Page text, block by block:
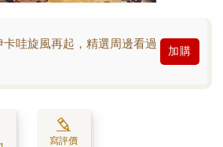
哇旋風再起，精選周邊看過
加購
寫評價